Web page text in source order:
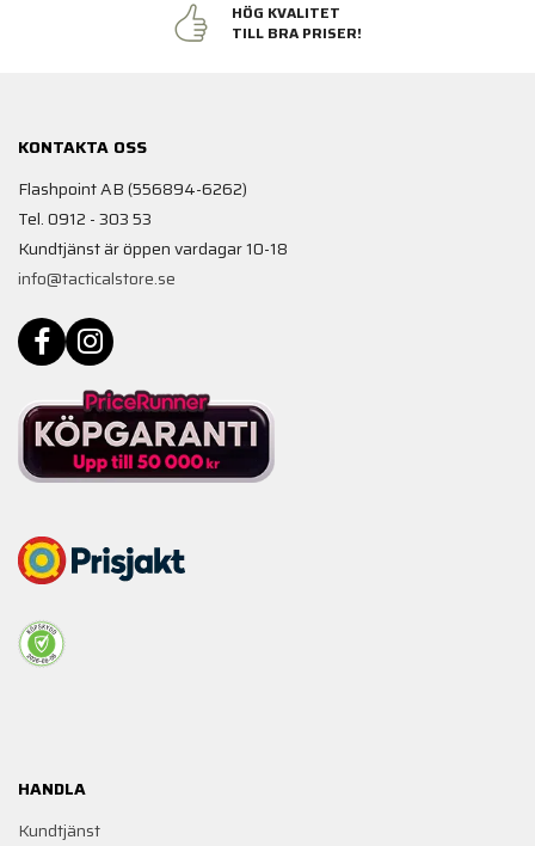
HÖG KVALITET
TILL BRA PRISER!
KONTAKTA OSS
Flashpoint AB (556894-6262)
Tel. 0912 - 303 53
Kundtjänst är öppen vardagar 10-18
info@tacticalstore.se
HANDLA
Kundtjänst